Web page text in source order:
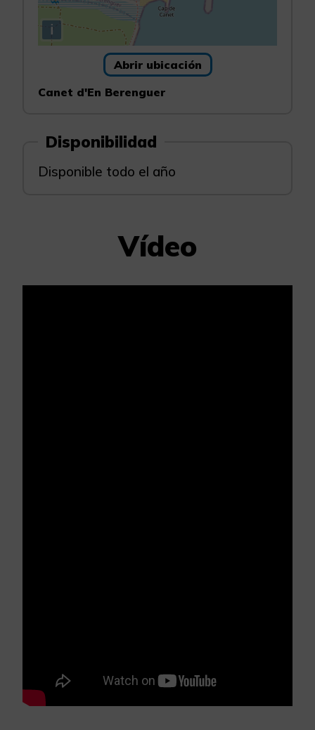
i
Abrir ubicación
Canet d'En Berenguer
Disponibilidad
Disponible todo el año
Vídeo